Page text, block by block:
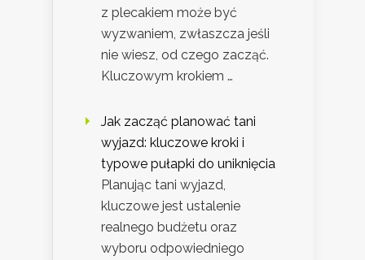
z plecakiem może być
wyzwaniem, zwłaszcza jeśli
nie wiesz, od czego zacząć.
Kluczowym krokiem …
Jak zacząć planować tani
wyjazd: kluczowe kroki i
typowe pułapki do uniknięcia
Planując tani wyjazd,
kluczowe jest ustalenie
realnego budżetu oraz
wyboru odpowiedniego